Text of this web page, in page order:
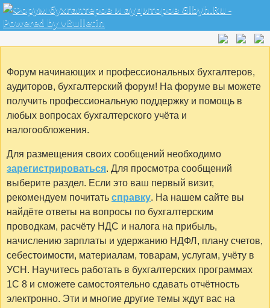
Форум начинающих и профессиональных бухгалтеров,
аудиторов, бухгалтерский форум! На форуме вы можете
получить профессиональную поддержку и помощь в
любых вопросах бухгалтерского учёта и
налогообложения.
Для размещения своих сообщений необходимо
зарегистрироваться. Для просмотра сообщений
выберите раздел. Если это ваш первый визит,
рекомендуем почитать справку. На нашем сайте вы
найдёте ответы на вопросы по бухгалтерским
проводкам, расчёту НДС и налога на прибыль,
начислению зарплаты и удержанию НДФЛ, плану счетов,
себестоимости, материалам, товарам, услугам, учёту в
УСН. Научитесь работать в бухгалтерских программах
1С 8 и сможете самостоятельно сдавать отчётность
электронно. Эти и многие другие темы ждут вас на